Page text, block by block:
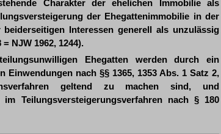
Charakter der ehelichen Immobilie als
der Ehegattenimmobilie in der
Interessen generell als unzulässig
NJW 1962, 1244).
Ehegatten werden durch ein
nach §§ 1365, 1353 Abs. 1 Satz 2,
geltend zu machen sind, und
Teilungsversteigerungsverfahren nach § 180